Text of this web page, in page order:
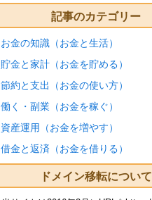
記事のカテゴリー
お金の知識（お金と生活）
貯金と家計（お金を貯める）
節約と支出（お金の使い方）
働く・副業（お金を稼ぐ）
資産運用（お金を増やす）
借金と返済（お金を借りる）
ドメイン移転について